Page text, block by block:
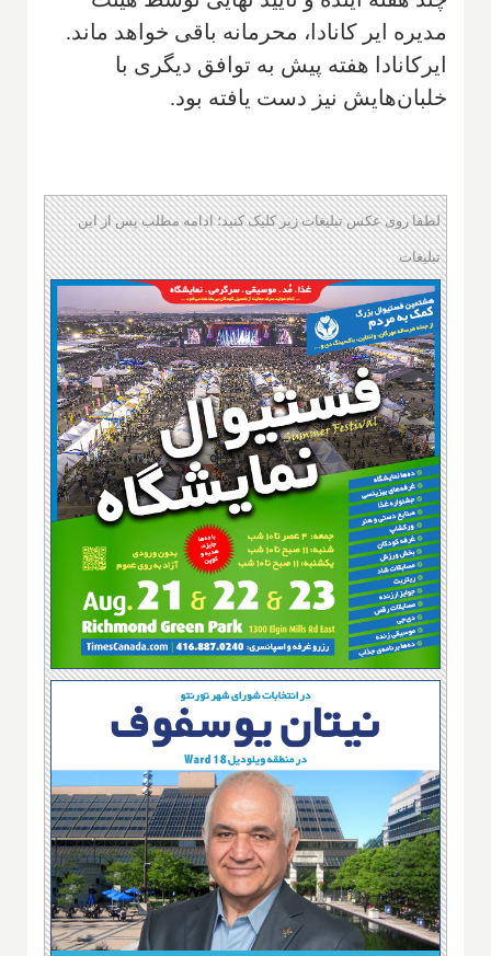
مدیره ایر کانادا، محرمانه باقی خواهد ماند.
ایرکانادا هفته پیش به توافق دیگری با
خلبان‌هایش نیز دست یافته بود.
لطفا روی عکس تبلیغات زیر کلیک کنید؛ ادامه مطلب پس از این
تبلیغات